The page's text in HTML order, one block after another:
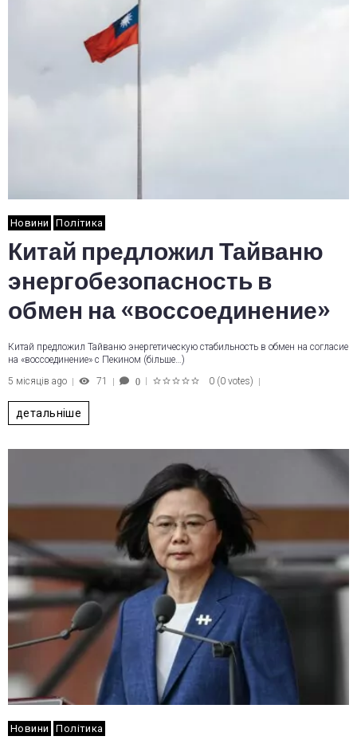
Новини Політика
Китай предложил Тайваню
энергобезопасность в
обмен на «воссоединение»
Китай предложил Тайваню энергетическую стабильность в обмен на согласие
на «воссоединение» с Пекином (більше…)
5 місяців ago
71 0 0 (0 votes)
детальніше
Новини Політика